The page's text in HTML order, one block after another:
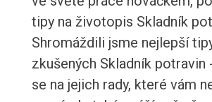
tipy na životopis Skladník
Shromáždili jsme nejlepší
zkušených Skladník potravin
se na jejich rady, které vám